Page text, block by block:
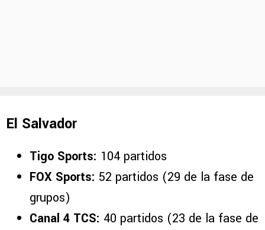
El Salvador
Tigo Sports: 104 partidos
FOX Sports: 52 partidos (29 de la fase de
grupos)
Canal 4 TCS: 40 partidos (23 de la fase de